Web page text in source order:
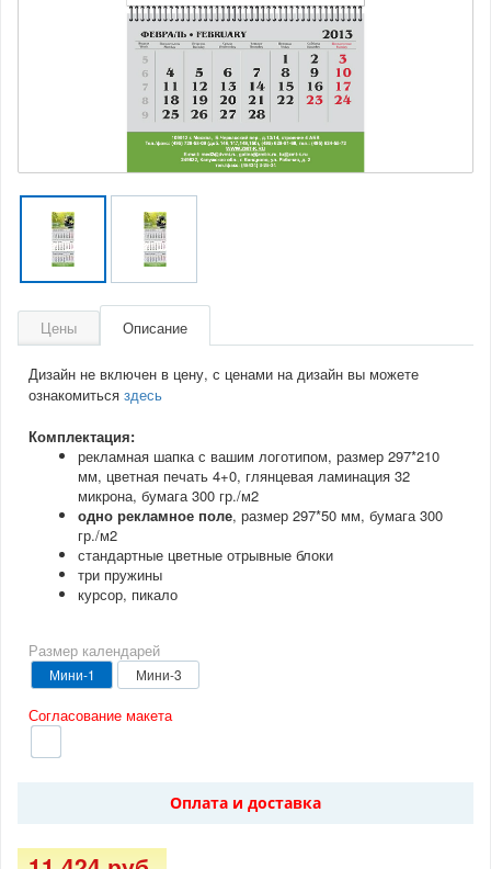
Цены Описание
Количество
100
16 248 руб.
150
22 464 руб.
200
26 496 руб.
250
32 160 руб.
300
500
Дизайн не включен в цену, с ценами на дизайн вы можете
ознакомиться здесь
Комплектация:
рекламная шапка с вашим логотипом, размер 297*210
мм, цветная печать 4+0, глянцевая ламинация 32
микрона, бумага 300 гр./м2
одно рекламное поле, размер 297*50 мм, бумага 300
гр./м2
стандартные цветные отрывные блоки
три пружины
курсор, пикало
Размер календарей
Мини-1 Мини-3
Согласование макета
Оплата и доставка